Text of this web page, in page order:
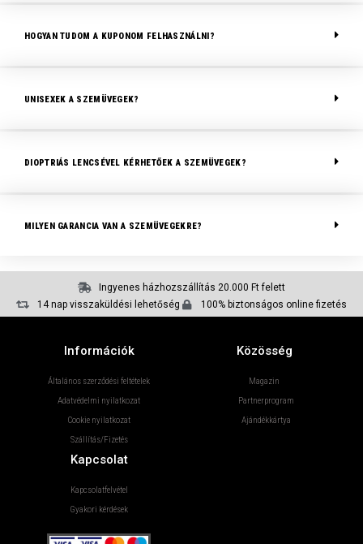
HOGYAN TUDOM A KUPONOM FELHASZNÁLNI?
UNISEXEK A SZEMÜVEGEK?
DIOPTRIÁS LENCSÉVEL KÉRHETŐEK A SZEMÜVEGEK?
MILYEN GARANCIA VAN A SZEMÜVEGEKRE?
Ingyenes házhozszállítás 20.000 Ft felett
14 nap visszaküldési lehetőség
100% biztonságos online fizetés
Információk
Általános szerződési feltételek
Adatvédelmi nyilatkozat
Cookie nyilatkozat
Szállítás/Fizetés
Közösség
Magazin
Partnerprogram
Ajándékkártya
Kapcsolat
Kapcsolatfelvétel
Gyakori kérdések